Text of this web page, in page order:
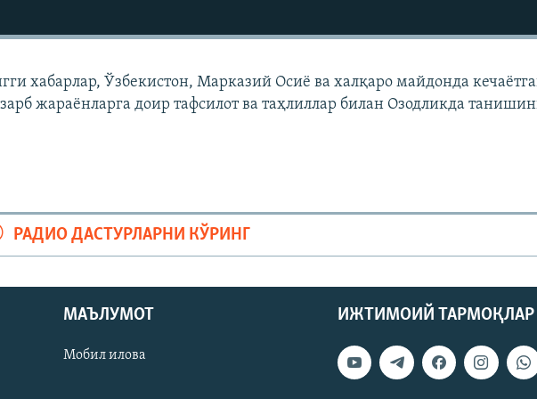
хабарлар, Ўзбекистон, Марказий Осиë ва халқаро майдонда
жараëнларга доир тафсилот ва таҳлиллар билан Озодликда
РАДИО ДАСТУРЛАРНИ КЎРИНГ
ИЖТИМОИЙ ТАРМОҚЛАР
МАЪЛУМОТ
Мобил илова